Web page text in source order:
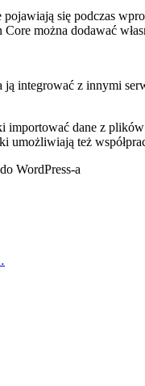
pojawiają się podczas
można dodawać
ją integrować z innymi
importować dane z
też
WordPress-a